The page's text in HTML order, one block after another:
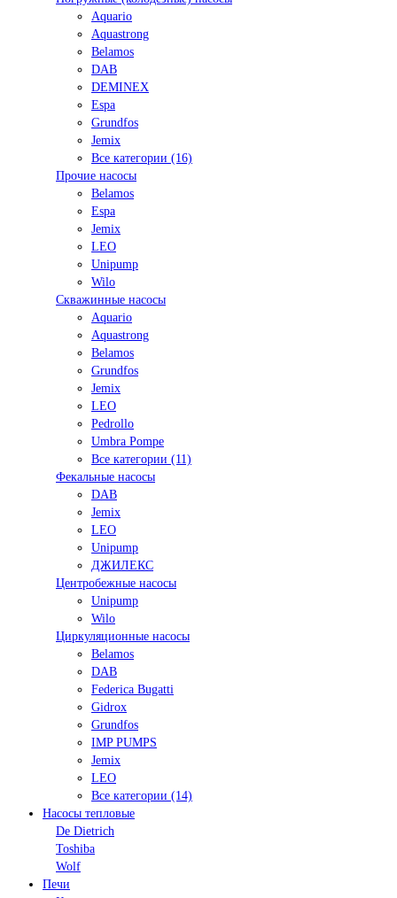
Aquario
Aquastrong
Belamos
DAB
DEMINEX
Espa
Grundfos
Jemix
Все категории (16)
Прочие насосы
Belamos
Espa
Jemix
LEO
Unipump
Wilo
Скважинные насосы
Aquario
Aquastrong
Belamos
Grundfos
Jemix
LEO
Pedrollo
Umbra Pompe
Все категории (11)
Фекальные насосы
DAB
Jemix
LEO
Unipump
ДЖИЛЕКС
Центробежные насосы
Unipump
Wilo
Циркуляционные насосы
Belamos
DAB
Federica Bugatti
Gidrox
Grundfos
IMP PUMPS
Jemix
LEO
Все категории (14)
Насосы тепловые
De Dietrich
Toshiba
Wolf
Печи